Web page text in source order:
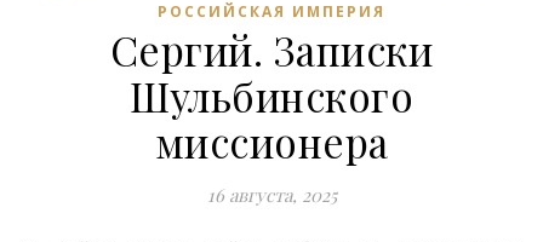
РОССИЙСКАЯ ИМПЕРИЯ
Сергий. Записки
Шульбинского
миссионера
16 августа, 2025